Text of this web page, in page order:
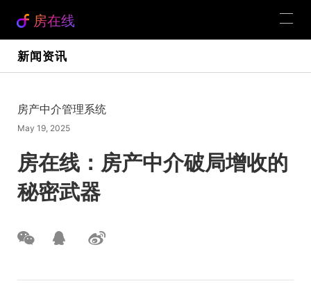
房在线
新闻资讯
房产中介管理系统
May 19, 2025
房在线：房产中介破局增收的
秘密武器